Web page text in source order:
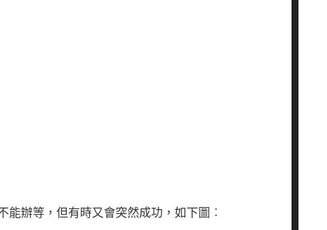
辦等，但有時又會突然成功，如下圖︰